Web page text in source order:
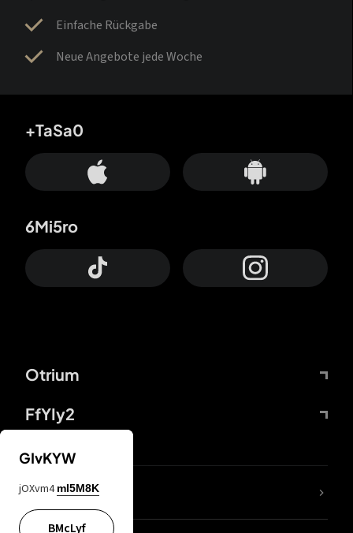
Einfache Rückgabe
Neue Angebote jede Woche
Otrium
FfYIy2
+TaSa0
6Mi5ro
DDcvSo
GIvKYW
jOXvm4 mI5M8K
BMcLyf